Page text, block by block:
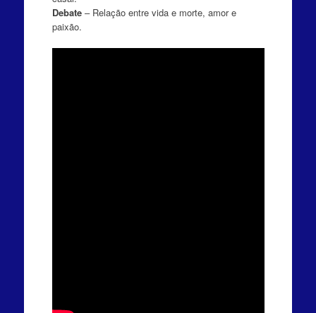
Debate– Relação entre vida e morte, amor e
paixão.